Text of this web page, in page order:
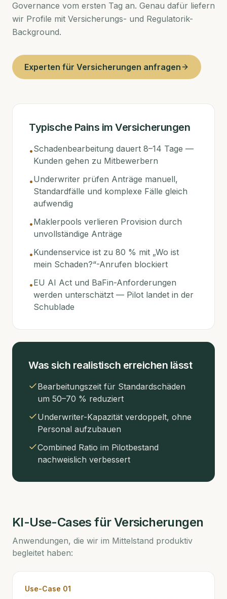
Governance vom ersten Tag an. Genau dafür liefern
wir Profile mit Versicherungs- und Regulatorik-
Background.
Experten für Versicherungen anfragen
Typische Pains im Versicherungen
•Schadenbearbeitung dauert 8–14 Tage —
Kunden gehen zu Mitbewerbern
•Underwriter prüfen Anträge manuell,
Standardfälle und komplexe Fälle gleich
aufwendig
•Maklerpools verlieren Provision durch
unvollständige Anträge
•Kundenservice ist zu 80 % mit „Wo ist
mein Schaden?“-Anrufen blockiert
•EU AI Act und BaFin-Anforderungen
werden unterschätzt — Pilot landet in der
Schublade
Was sich realistisch erreichen lässt
Bearbeitungszeit für Standardschäden
um 50–70 % reduziert
Underwriter-Kapazität verdoppelt, ohne
Personal aufzubauen
Combined Ratio im Pilotbestand
nachweislich verbessert
KI-Use-Cases fürVersicherungen
Anwendungen, die wir im Mittelstand produktiv
begleitet haben:
Use-Case 01